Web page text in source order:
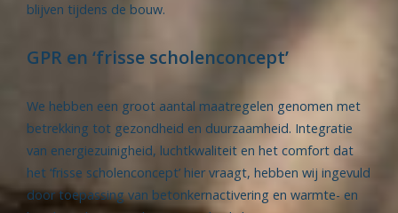
blijven tijdens de bouw.
GPR en ‘frisse scholenconcept’
We hebben een groot aantal maatregelen genomen met
betrekking tot gezondheid en duurzaamheid. Integratie
van energiezuinigheid, luchtkwaliteit en het comfort dat
het ‘frisse scholenconcept’ hier vraagt, hebben wij ingevuld
door toepassing van betonkernactivering en warmte- en